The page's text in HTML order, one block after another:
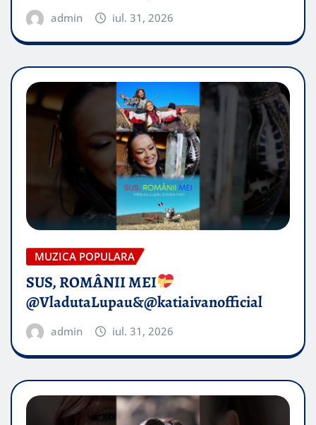
admin iul. 31, 2026
MUZICA POPULARA
SUS, ROMÂNII MEI
@VladutaLupau&@katiaivanofficial
admin iul. 31, 2026